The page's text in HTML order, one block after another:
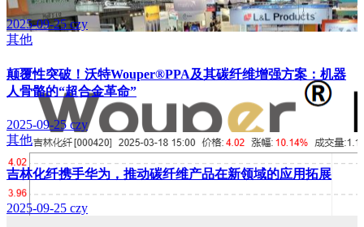
2025-09-25czy
其他
颠覆性突破！沃特Wouper®PPA及其碳纤维增强方案：机器
人骨骼的“超合金革命”
2025-09-25 czy
其他
吉林化纤携手华为，推动碳纤维产品在新领域的应用拓展
2025-09-25 czy